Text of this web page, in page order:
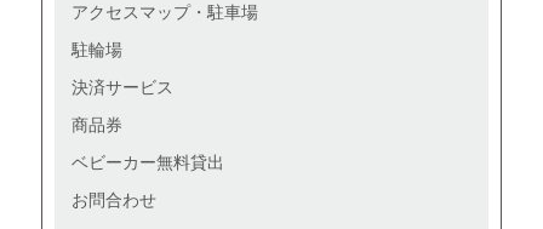
アクセスマップ・駐車場
駐輪場
決済サービス
商品券
ベビーカー無料貸出
お問合わせ